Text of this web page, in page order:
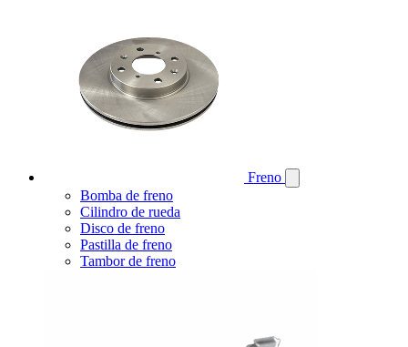
Freno
Bomba de freno
Cilindro de rueda
Disco de freno
Pastilla de freno
Tambor de freno